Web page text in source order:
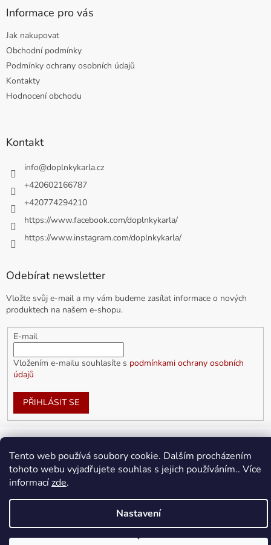
Tento web používá soubory cookie. Dalším procházením
tohoto webu vyjadřujete souhlas s jejich používáním.. Více
informacízde.
Nastavení
Informace pro vás
Jak nakupovat
Obchodní podmínky
Podmínky ochrany osobních údajů
Kontakty
Hodnocení obchodu
Kontakt
info@doplnkykarla.cz
+420602166787
+420774294210
https://www.facebook.com/doplnkykarla/
https://www.instagram.com/doplnkykarla/
Odebírat newsletter
Vložte svůj e-mail a my vám budeme zasílat informace o nových
produktech na našem e-shopu.
E-mail
Vložením e-mailu souhlasíte s podmínkami ochrany osobních
údajů
PŘIHLÁSIT SE
Vytvořil Shoptet